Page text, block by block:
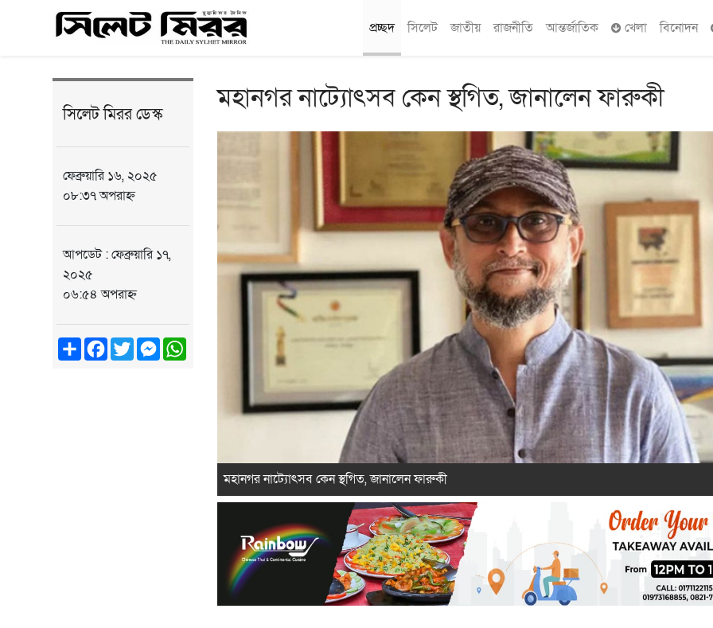
প্রচ্ছদ সিলেট জাতীয় রাজনীতি আন্তর্জাতিক খেলা বিনোদন
সিলেট মিরর ডেস্ক
ফেব্রুয়ারি ১৬, ২০২৫
০৮:৩৭ অপরাহ্ন
আপডেট : ফেব্রুয়ারি ১৭,
২০২৫
০৬:৫৪ অপরাহ্ন
ShareFacebook
TwitterMessenger
মহানগর নাট্যোৎসব কেন স্থগিত, জানালেন ফারুকী
মহানগর নাট্যোৎসব কেন স্থগিত, জানালেন ফারুকী